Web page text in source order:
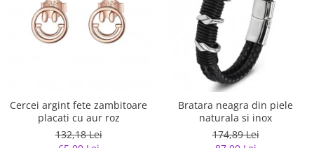
Cercei argint fete zambitoare
placati cu aur roz
132,18 Lei
Bratara neagra din piele
naturala si inox
174,89 Lei